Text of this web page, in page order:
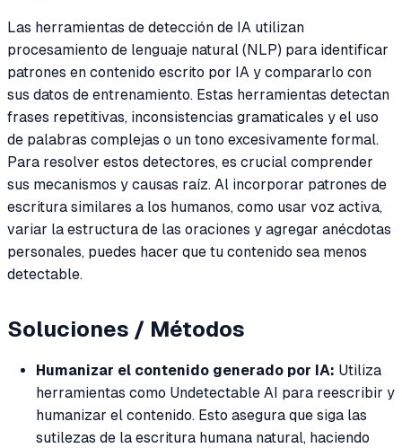
Las herramientas de detección de IA utilizan
procesamiento de lenguaje natural (NLP) para identificar
patrones en contenido escrito por IA y compararlo con
sus datos de entrenamiento. Estas herramientas detectan
frases repetitivas, inconsistencias gramaticales y el uso
de palabras complejas o un tono excesivamente formal.
Para resolver estos detectores, es crucial comprender
sus mecanismos y causas raíz. Al incorporar patrones de
escritura similares a los humanos, como usar voz activa,
variar la estructura de las oraciones y agregar anécdotas
personales, puedes hacer que tu contenido sea menos
detectable.
Soluciones / Métodos
Humanizar el contenido generado por IA: Utiliza
herramientas como Undetectable AI para reescribir y
humanizar el contenido. Esto asegura que siga las
sutilezas de la escritura humana natural, haciendo